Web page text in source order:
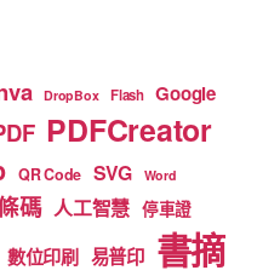
DropBox Flash Google
PDFCreator
QR Code SVG Word
碼 人工智慧 停車證
數位印刷 易普印 書摘